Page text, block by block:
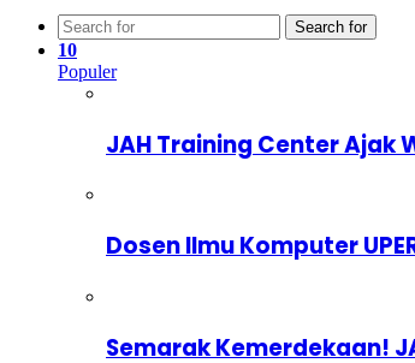
Search for
10
Populer
JAH Training Center Ajak
Dosen Ilmu Komputer
Semarak Kemerdekaan!